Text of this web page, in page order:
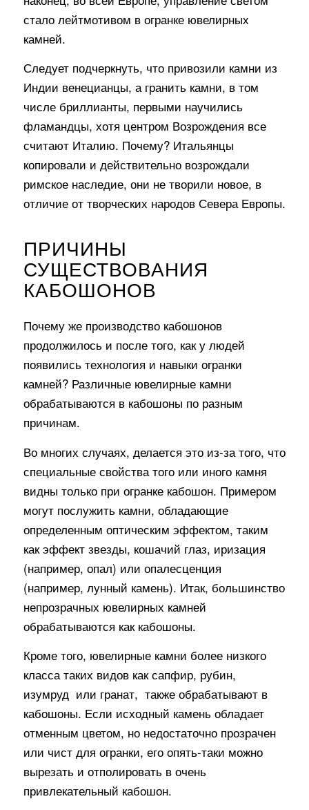
стало лейтмотивом в огранке ювелирных
камней.
Следует подчеркнуть, что привозили камни из
Индии венецианцы, а гранить камни, в том
числе бриллианты, первыми научились
фламандцы, хотя центром Возрождения все
считают Италию. Почему? Итальянцы
копировали и действительно возрождали
римское наследие, они не творили новое, в
отличие от творческих народов Севера Европы.
ПРИЧИНЫ
СУЩЕСТВОВАНИЯ
КАБОШОНОВ
Почему же производство кабошонов
продолжилось и после того, как у людей
появились технология и навыки огранки
камней? Различные ювелирные камни
обрабатываются в кабошоны по разным
причинам.
Во многих случаях, делается это из-за того, что
специальные свойства того или иного камня
видны только при огранке кабошон. Примером
могут послужить камни, обладающие
определенным оптическим эффектом, таким
как эффект звезды, кошачий глаз, иризация
(например, опал) или опалесценция
(например, лунный камень). Итак, большинство
непрозрачных ювелирных камней
обрабатываются как кабошоны.
Кроме того, ювелирные камни более низкого
класса таких видов каксапфир, рубин,
изумруд или гранат, также обрабатывают в
кабошоны. Если исходный камень обладает
отменным цветом, но недостаточно прозрачен
или чист для огранки, его опять-таки можно
вырезать и отполировать в очень
привлекательный кабошон.